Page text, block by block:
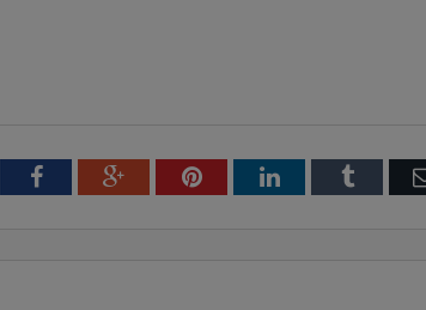
FacebookGoogle+PinterestLinkedInTumblr